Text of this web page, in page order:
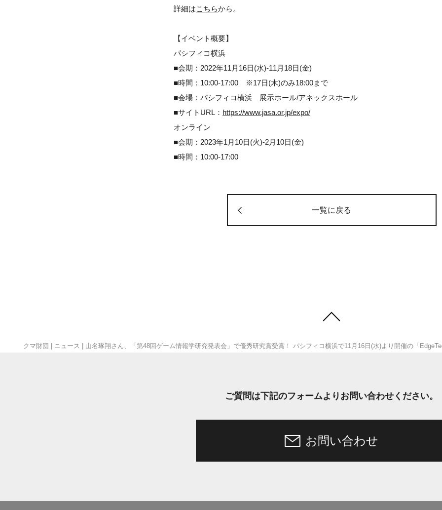
詳細はこちらから。
【イベント概要】
パシフィコ横浜
■会期：2022年11月16日(水)-11月18日(金)
■時間：10:00-17:00 ※17日(木)のみ18:00まで
■会場：パシフィコ横浜 展示ホール/アネックスホール
■サイトURL： https://www.jasa.or.jp/expo/
オンライン
■会期：2023年1月10日(火)-2月10日(金)
■時間：10:00-17:00
一覧に戻る
クマ財団 ニュース 山名琢翔さん、「第48回ゲーム情報学研究発表会」で優秀研究賞受賞！ パシフィコ横浜で11月16日(水)より開催の「
ご質問は下記のフォームより お問い合わせください。
お問い合わせ